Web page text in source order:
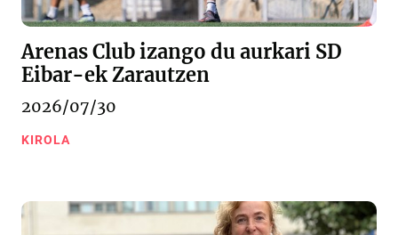
Arenas Club izango du aurkari SD
Eibar-ek Zarautzen
2026/07/30
KIROLA